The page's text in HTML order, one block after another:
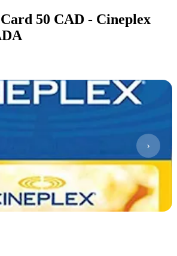
50 CAD - Cineplex